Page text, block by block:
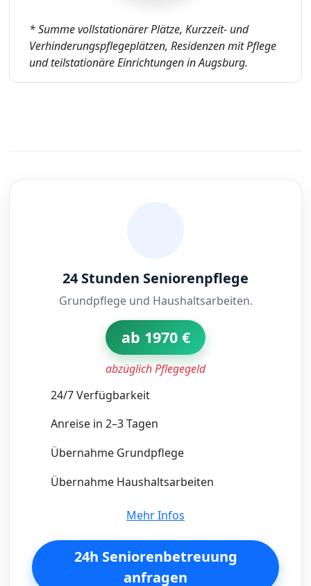
* Summe vollstationärer Plätze, Kurzzeit- und
Verhinderungspflegeplätzen, Residenzen mit Pflege
und teilstationäre Einrichtungen in Augsburg.
24 Stunden Seniorenpflege
Grundpflege und Haushaltsarbeiten.
ab 1970 €
abzüglich Pflegegeld
24/7 Verfügbarkeit
Anreise in 2–3 Tagen
Übernahme Grundpflege
Übernahme Haushaltsarbeiten
Mehr Infos
24h Seniorenbetreuung
anfragen